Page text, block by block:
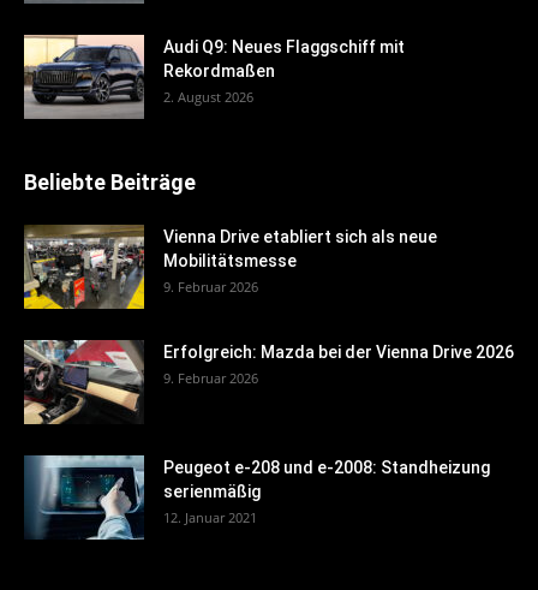
Audi Q9: Neues Flaggschiff mit
Rekordmaßen
2. August 2026
Beliebte Beiträge
Vienna Drive etabliert sich als neue
Mobilitätsmesse
9. Februar 2026
Erfolgreich: Mazda bei der Vienna Drive 2026
9. Februar 2026
Peugeot e-208 und e-2008: Standheizung
serienmäßig
12. Januar 2021